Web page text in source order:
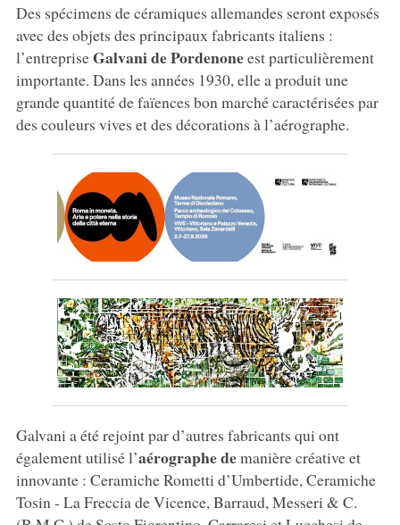
Des spécimens de céramiques allemandes seront exposés
avec des objets des principaux fabricants italiens :
l’entrepriseGalvani de Pordenoneest particulièrement
importante. Dans les années 1930, elle a produit une
grande quantité de faïences bon marché caractérisées par
des couleurs vives et des décorations à l’aérographe.
Galvani a été rejoint par d’autres fabricants qui ont
également utilisé l’aérographe demanière créative et
innovante : Ceramiche Rometti d’Umbertide, Ceramiche
Tosin - La Freccia de Vicence, Barraud, Messeri & C.